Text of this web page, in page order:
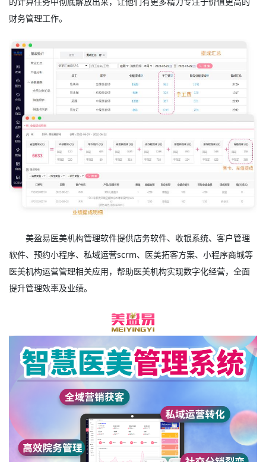
财务管理工作。
美盈易医美机构管理软件提供店务软件、收银系统、客户管理
软件、预约小程序、私域运营scrm、医美拓客方案、小程序商城等
医美机构运营管理相关应用，帮助医美机构实现数字化经营，全面
提升管理效率及业绩。